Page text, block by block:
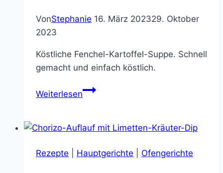
VonStephanie 16. März 202329. Oktober
2023
Köstliche Fenchel-Kartoffel-Suppe. Schnell
gemacht und einfach köstlich.
WeiterlesenCremige
Suppe,
gemacht
Rezepte Hauptgerichte Ofengerichte